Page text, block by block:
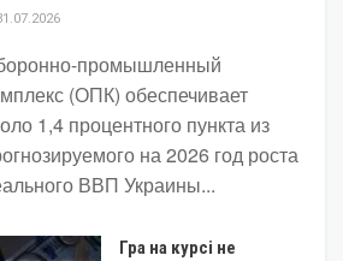
промышленный
(ОПК) обеспечивает
1,4 процентного пункта из
на 2026 год роста
ВВП Украины...
Гра на курсі не